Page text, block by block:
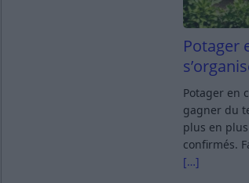
Potager
Potager en
gagner du
plus en
confirmés.
[…]